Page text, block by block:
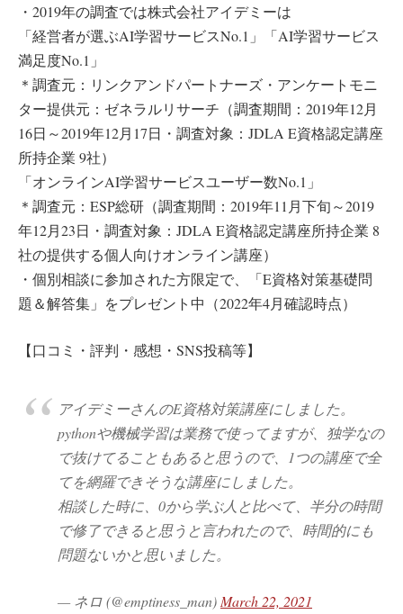
・2019年の調査では株式会社アイデミーは
「経営者が選ぶAI学習サービスNo.1」「AI学習サービス
満足度No.1」
＊調査元：リンクアンドパートナーズ・アンケートモニ
ター提供元：ゼネラルリサーチ（調査期間：2019年12月
16日～2019年12月17日・調査対象：JDLA E資格認定講座
所持企業 9社）
「オンラインAI学習サービスユーザー数No.1」
＊調査元：ESP総研（調査期間：2019年11月下旬～2019
年12月23日・調査対象：JDLA E資格認定講座所持企業 8
社の提供する個人向けオンライン講座）
・個別相談に参加された方限定で、「E資格対策基礎問
題＆解答集」をプレゼント中（2022年4月確認時点）
【口コミ・評判・感想・SNS投稿等】
アイデミーさんのE資格対策講座にしました。
pythonや機械学習は業務で使ってますが、独学なの
で抜けてることもあると思うので、1つの講座で全
てを網羅できそうな講座にしました。
相談した時に、0から学ぶ人と比べて、半分の時間
で修了できると思うと言われたので、時間的にも
問題ないかと思いました。
— ネロ (@emptiness_man)March 22, 2021